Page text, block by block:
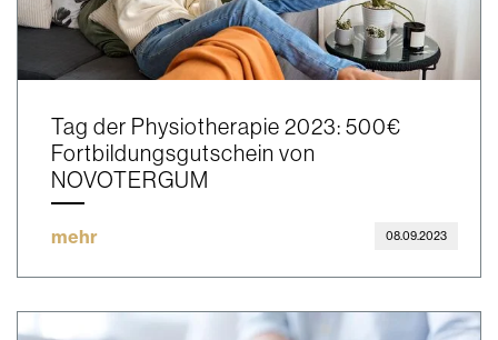
Tag der Physiotherapie 2023: 500€
Fortbildungsgutschein von
NOVOTERGUM
mehr 08.09.2023